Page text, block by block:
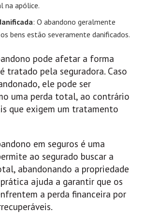
na apólice.
: O abandono geralmente
bens estão severamente danificados.
pode afetar a forma
tratado pela seguradora. Caso
ele pode ser
uma perda total, ao contrário
que exigem um tratamento
em seguros é uma
ao segurado buscar a
abandonando a propriedade
ajuda a garantir que os
a perda financeira por